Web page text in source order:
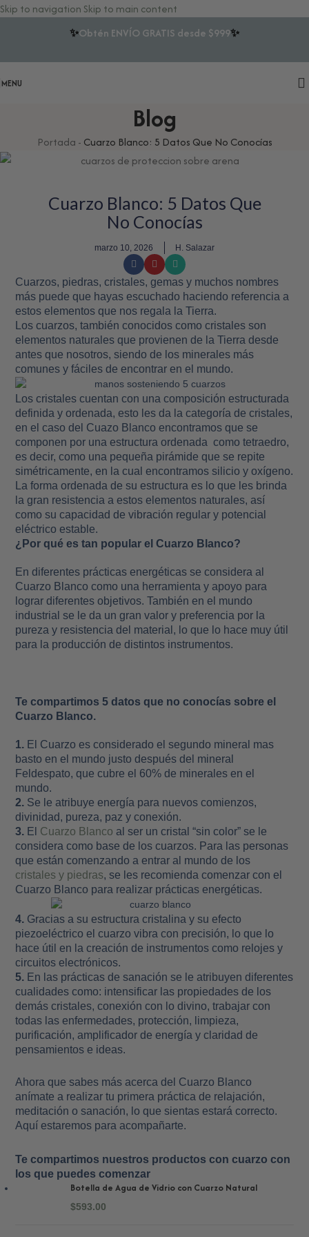
Skip to navigation Skip to main content
✨Obtén ENVÍO GRATIS desde $999✨
MENU
Blog
Portada - Cuarzo Blanco: 5 Datos Que No Conocías
Cuarzo Blanco: 5 Datos Que
No Conocías
marzo 10, 2026 H. Salazar
Cuarzos, piedras, cristales, gemas y muchos nombres
más puede que hayas escuchado haciendo referencia a
estos elementos que nos regala la Tierra.
Los cuarzos, también conocidos como cristales son
elementos naturales que provienen de la Tierra desde
antes que nosotros, siendo de los minerales más
comunes y fáciles de encontrar en el mundo.
Los cristales cuentan con una composición estructurada
definida y ordenada, esto les da la categoría de cristales,
en el caso del Cuazo Blanco encontramos que se
componen por una estructura ordenada como tetraedro,
es decir, como una pequeña pirámide que se repite
simétricamente, en la cual encontramos silicio y oxígeno.
La forma ordenada de su estructura es lo que les brinda
la gran resistencia a estos elementos naturales, así
como su capacidad de vibración regular y potencial
eléctrico estable.
¿Por qué es tan popular el Cuarzo Blanco?
En diferentes prácticas energéticas se considera al
Cuarzo Blanco como una herramienta y apoyo para
lograr diferentes objetivos. También en el mundo
industrial se le da un gran valor y preferencia por la
pureza y resistencia del material, lo que lo hace muy útil
para la producción de distintos instrumentos.
Te compartimos 5 datos que no conocías sobre el
Cuarzo Blanco.
1. El Cuarzo es considerado el segundo mineral mas
basto en el mundo justo después del mineral
Feldespato, que cubre el 60% de minerales en el
mundo.
2. Se le atribuye energía para nuevos comienzos,
divinidad, pureza, paz y conexión.
3. El Cuarzo Blanco al ser un cristal “sin color” se le
considera como base de los cuarzos. Para las personas
que están comenzando a entrar al mundo de los
cristales y piedras, se les recomienda comenzar con el
Cuarzo Blanco para realizar prácticas energéticas.
4. Gracias a su estructura cristalina y su efecto
piezoeléctrico el cuarzo vibra con precisión, lo que lo
hace útil en la creación de instrumentos como relojes y
circuitos electrónicos.
5. En las prácticas de sanación se le atribuyen diferentes
cualidades como: intensificar las propiedades de los
demás cristales, conexión con lo divino, trabajar con
todas las enfermedades, protección, limpieza,
purificación, amplificador de energía y claridad de
pensamientos e ideas.
Ahora que sabes más acerca del Cuarzo Blanco
anímate a realizar tu primera práctica de relajación,
meditación o sanación, lo que sientas estará correcto.
Aquí estaremos para acompañarte.
Te compartimos nuestros productos con cuarzo con
los que puedes comenzar
Botella de Agua de Vidrio con Cuarzo Natural
$593.00